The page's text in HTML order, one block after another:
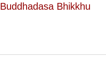
Buddhadasa Bhikkhu